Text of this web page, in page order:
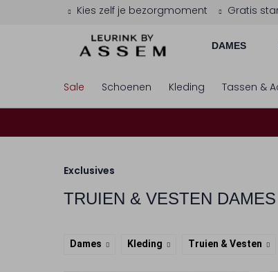
Kies zelf je bezorgmoment Gratis
DAMES
Sale Schoenen Kleding Tassen &
Exclusives
TRUIEN & VESTEN DAMES
Dames Kleding Truien & Vesten